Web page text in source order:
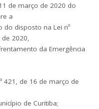
de março de 2020 do
a
do disposto na Lei nº
de 2020,
da Emergência
421, de 16 de março de
de Curitiba;